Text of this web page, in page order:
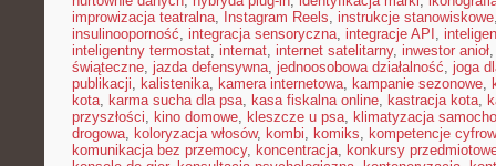
improwizacja teatralna, Instagram Reels, instrukcje stanowiskowe
insulinooporność, integracja sensoryczna, integracje API ,
inteligentny termostat, internat, internet satelitarny, inwestor anioł
świąteczne, jazda defensywna, jednoosobowa działalność, joga
publikacji, kalistenika, kamera internetowa, kampanie sezonowe,
kota, karma sucha dla psa, kasa fiskalna online, kastracja kota,
przyszłości, kino domowe, kleszcze u psa, klimatyzacja
drogowa, koloryzacja włosów, kombi, komiks, kompetencje
komunikacja bez przemocy, koncentracja, konkursy